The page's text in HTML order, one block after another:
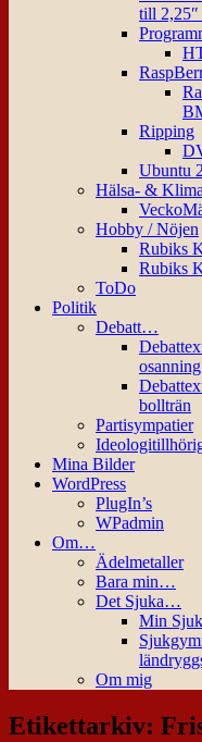
till 2,25″
Ripping
Ubuntu
Hälsa- &
Hobby / Nöjen
Rubiks
Rubiks
ToDo
Politik
Debatt…
bollträn
Partisympatier
Mina Bilder
WordPress
PlugIn’s
WPadmin
Om…
Ädelmetaller
Bara min…
Det Sjuka…
Min
Om mig
Etikettarkiv: